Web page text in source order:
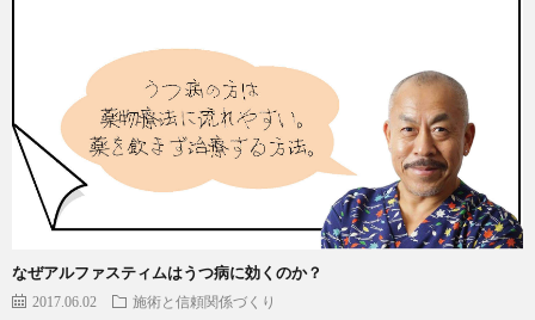
なぜアルファスティムはうつ病に効くのか？
2017.06.02 施術と信頼関係づくり